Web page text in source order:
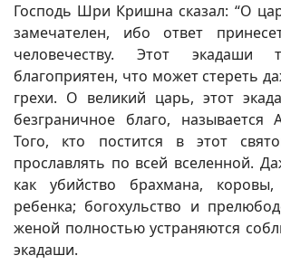
Господь Шри Кришна сказал: “О
замечателен, ибо ответ
человечеству. Этот
благоприятен, что может стереть
грехи. О великий царь, этот
безграничное благо, называется
Того, кто постится в этот
прославлять по всей вселенной.
как убийство брахмана, коровы,
ребенка; богохульство и
женой полностью устраняются
экадаши.